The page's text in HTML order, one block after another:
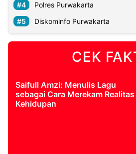
Polres Purwakarta
Diskominfo Purwakarta
CEK
Saifull Amzi: Menulis Lagu
sebagai Cara Merekam Realitas
Kehidupan